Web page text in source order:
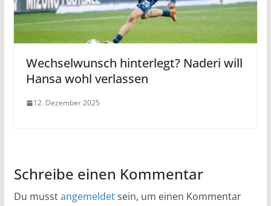
Wechselwunsch hinterlegt? Naderi will
Hansa wohl verlassen
12. Dezember 2025
Schreibe einen Kommentar
Du musstangemeldetsein, um einen Kommentar